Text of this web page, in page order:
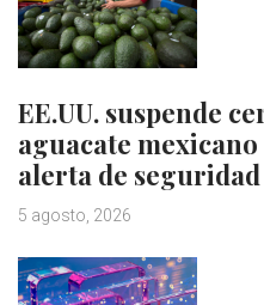
EE.UU. suspende
aguacate
alerta de seguridad
5 agosto, 2026